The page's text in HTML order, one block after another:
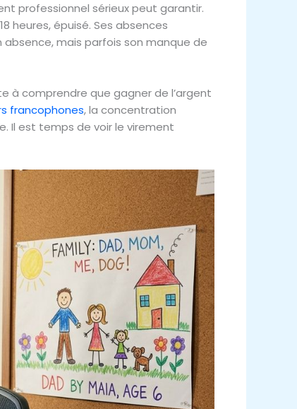
professionnel sérieux peut garantir.
heures, épuisé. Ses absences
mais parfois son manque de
à comprendre que gagner de l’argent
francophones, la concentration
Il est temps de voir le virement